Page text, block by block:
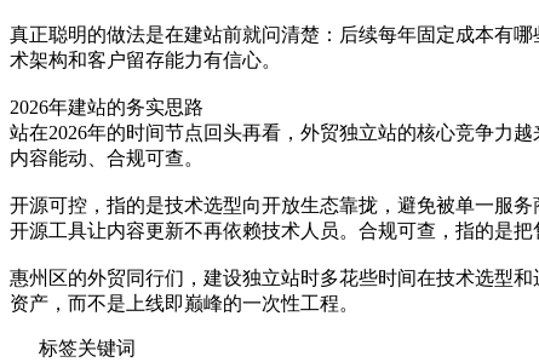
真正聪明的做法是在建站前就问清楚：后续每年固定成本有
术架构和客户留存能力有信心。
2026年建站的务实思路
站在2026年的时间节点回头再看，外贸独立站的核心竞争力
内容能动、合规可查。
开源可控，指的是技术选型向开放生态靠拢，避免被单一服
开源工具让内容更新不再依赖技术人员。合规可查，指的是
惠州区的外贸同行们，建设独立站时多花些时间在技术选型
资产，而不是上线即巅峰的一次性工程。
标签关键词